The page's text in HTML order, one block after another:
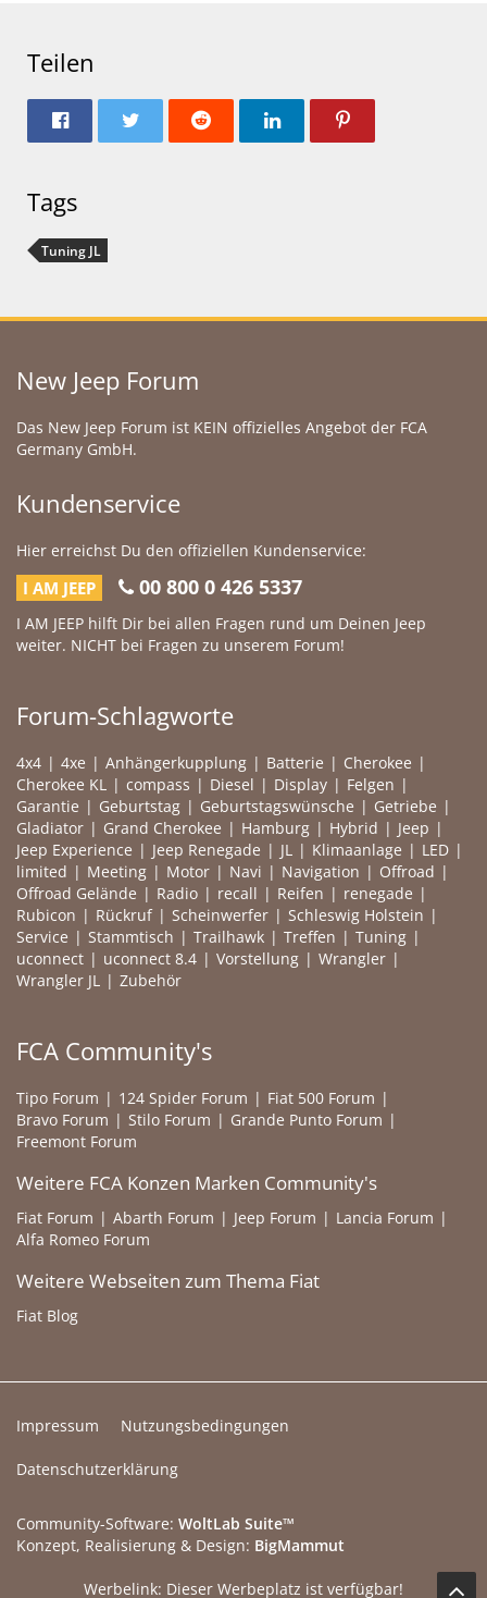
Teilen
Tags
Tuning JL
New Jeep Forum
Das New Jeep Forum ist KEIN offizielles Angebot der FCA
Germany GmbH.
Kundenservice
Hier erreichst Du den offiziellen Kundenservice:
I AM JEEP 00 800 0 426 5337
I AM JEEP hilft Dir bei allen Fragen rund um Deinen Jeep
weiter. NICHT bei Fragen zu unserem Forum!
Forum-Schlagworte
4x4 4xe Anhängerkupplung Batterie
Cherokee
Cherokee KL
compass Diesel Display
Felgen
Garantie
Geburtstag Geburtstagswünsche
Getriebe
Gladiator
Grand Cherokee Hamburg Hybrid
Jeep
Jeep Experience
Jeep Renegade JL Klimaanlage
LED
limited
Meeting Motor Navi Navigation
Offroad
Offroad Gelände
Radio recall Reifen
renegade
Rubicon
Rückruf Scheinwerfer
Schleswig Holstein
Service
Stammtisch Trailhawk Treffen
Tuning
uconnect
uconnect 8.4 Vorstellung
Wrangler
Wrangler JL
Zubehör
FCA Community's
Tipo Forum 124 Spider Forum
Fiat 500 Forum
Bravo Forum
Stilo Forum
Grande Punto Forum
Freemont Forum
Weitere FCA Konzen Marken Community's
Fiat Forum Abarth Forum Jeep Forum
Lancia Forum
Alfa Romeo Forum
Weitere Webseiten zum Thema Fiat
Fiat Blog
Impressum Nutzungsbedingungen
Datenschutzerklärung
Community-Software: WoltLab Suite™
Konzept, Realisierung & Design: BigMammut
Werbelink: Dieser Werbeplatz ist verfügbar!